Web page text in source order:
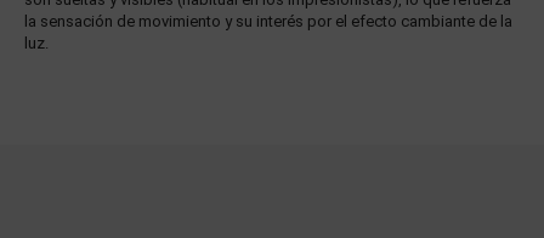
la sensación de movimiento y su interés por el efecto cambiante de la
luz.